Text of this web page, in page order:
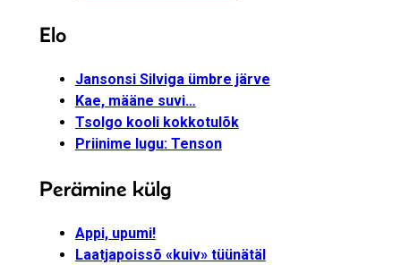
Elo
Jansonsi Silviga ümbre järve
Kae, määne suvi…
Tsolgo kooli kokkotulõk
Priinime lugu: Tenson
Perämine külg
Appi, upumi!
Laatjapoissõ «kuiv» tüünätäl